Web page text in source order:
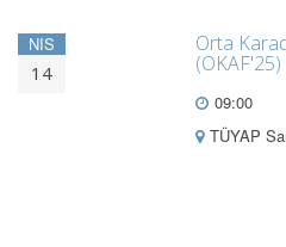
NIS
14
Orta
(OKAF'25)
09:00
TÜYAP